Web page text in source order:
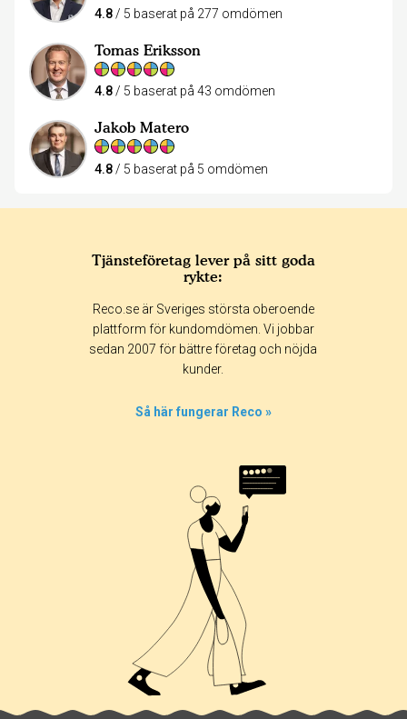
4.8 / 5 baserat på 277 omdömen
Tomas Eriksson
4.8/ 5 baserat på 43 omdömen
Jakob Matero
4.8 / 5 baserat på 5 omdömen
Tjänsteföretag lever på sitt goda
rykte:
Reco.se är Sveriges största oberoende
plattform för kundomdömen. Vi jobbar
sedan 2007 för bättre företag och nöjda
kunder.
Så här fungerar Reco »